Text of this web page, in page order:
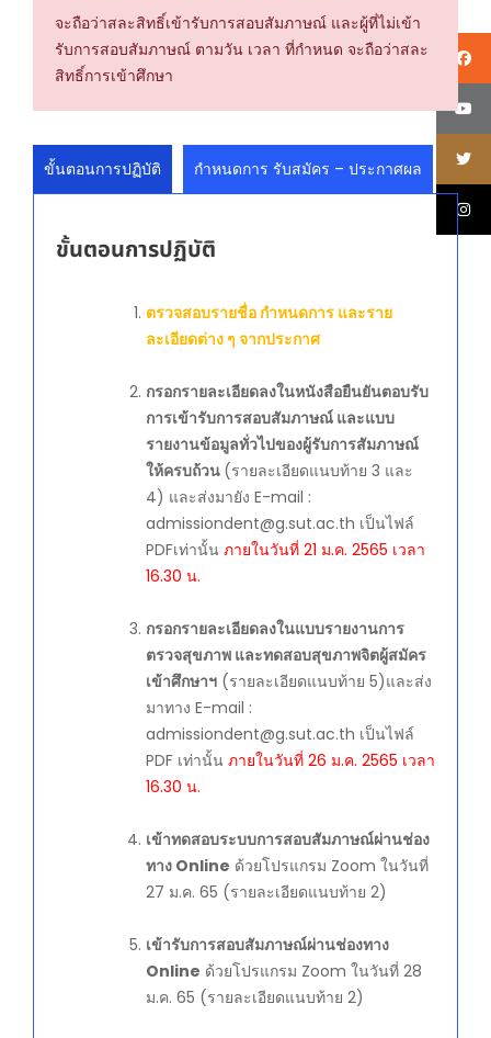
จะถือว่าสละสิทธิ์เข้ารับการสอบสัมภาษณ์ และผู้ที่ไม่เข้า
รับการสอบสัมภาษณ์ ตามวัน เวลา ที่กำหนด จะถือว่าสละ
สิทธิ์การเข้าศึกษา
ขั้นตอนการปฏิบัติ กำหนดการ รับสมัคร – ประกาศผล
ขั้นตอนการปฏิบัติ
ตรวจสอบรายชื่อ กำหนดการ และราย
ละเอียดต่าง ๆ จากประกาศ
กรอกรายละเอียดลงในหนังสือยืนยันตอบรับ
การเข้ารับการสอบสัมภาษณ์ และแบบ
รายงานข้อมูลทั่วไปของผู้รับการสัมภาษณ์
ให้ครบถ้วน (รายละเอียดแนบท้าย 3 และ
4) และส่งมายัง E-mail :
admissiondent@g.sut.ac.th เป็นไฟล์
PDFเท่านั้น ภายในวันที่ 21 ม.ค. 2565 เวลา
16.30 น.
กรอกรายละเอียดลงในแบบรายงานการ
ตรวจสุขภาพ และทดสอบสุขภาพจิตผู้สมัคร
เข้าศึกษาฯ (รายละเอียดแนบท้าย 5)และส่ง
มาทาง E-mail :
admissiondent@g.sut.ac.th เป็นไฟล์
PDF เท่านั้น ภายในวันที่ 26 ม.ค. 2565 เวลา
16.30 น.
เข้าทดสอบระบบการสอบสัมภาษณ์ผ่านช่อง
ทาง Online ด้วยโปรแกรม Zoom ในวันที่
27 ม.ค. 65 (รายละเอียดแนบท้าย 2)
เข้ารับการสอบสัมภาษณ์ผ่านช่องทาง
Online ด้วยโปรแกรม Zoom ในวันที่ 28
ม.ค. 65 (รายละเอียดแนบท้าย 2)